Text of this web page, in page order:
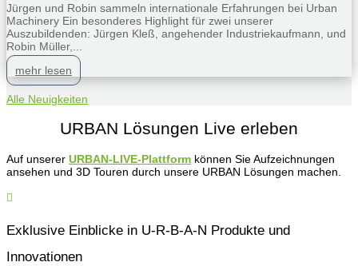
Jürgen und Robin sammeln internationale Erfahrungen bei Urban
Machinery Ein besonderes Highlight für zwei unserer
Auszubildenden: Jürgen Kleß, angehender Industriekaufmann, und
Robin Müller,...
mehr lesen
Alle Neuigkeiten
URBAN Lösungen Live erleben
Auf unserer URBAN-LIVE-Plattform können Sie Aufzeichnungen
ansehen und 3D Touren durch unsere URBAN Lösungen machen.

Exklusive Einblicke in U-R-B-A-N Produkte und
Innovationen